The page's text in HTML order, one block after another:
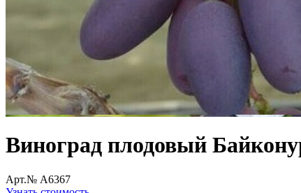
Виноград плодовый
Арт.№ A6367